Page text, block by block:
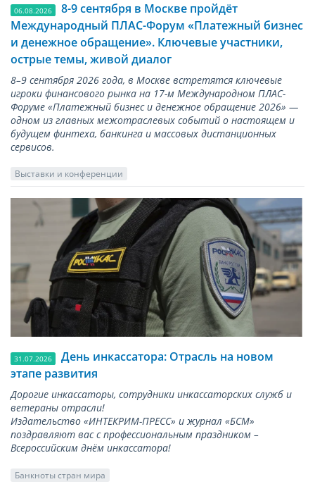
06.08.2026
8-9 сентября в Москве пройдёт
Международный ПЛАС-Форум «Платежный бизнес
и денежное обращение». Ключевые участники,
острые темы, живой диалог
8–9 сентября 2026 года, в Москве встретятся ключевые
игроки финансового рынка на 17-м Международном ПЛАС-
Форуме «Платежный бизнес и денежное обращение 2026» —
одном из главных межотраслевых событий о настоящем и
будущем финтеха, банкинга и массовых дистанционных
сервисов.
Выставки и конференции
31.07.2026
День инкассатора: Отрасль на новом
этапе развития
Дорогие инкассаторы, сотрудники инкассаторских служб и
ветераны отрасли!
Издательство «ИНТЕКРИМ-ПРЕСС» и журнал «БСМ»
поздравляют вас с профессиональным праздником –
Всероссийским днём инкассатора!
Банкноты стран мира